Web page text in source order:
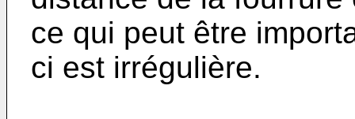
ce qui peut être
ci est irrégulière.